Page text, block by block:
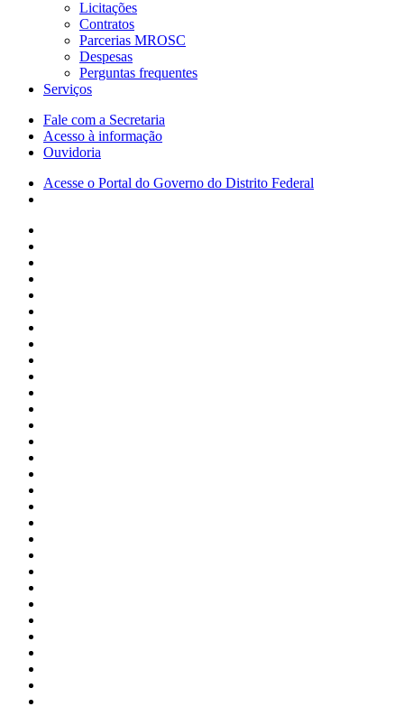
Licitações
Contratos
Parcerias MROSC
Despesas
Perguntas frequentes
Serviços
Fale com a Secretaria
Acesso à informação
Ouvidoria
Acesse o Portal do Governo do Distrito Federal